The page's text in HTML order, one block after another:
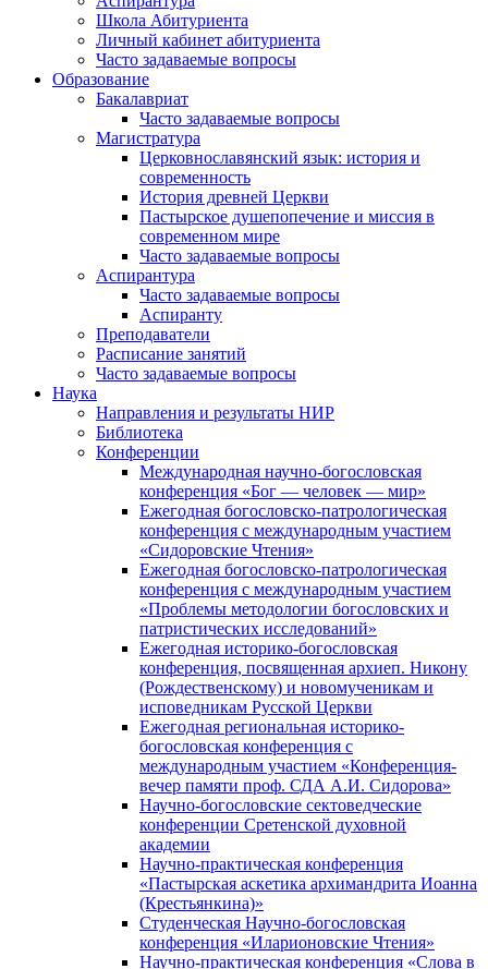
Школа Абитуриента
Личный кабинет абитуриента
Часто задаваемые вопросы
Образование
Бакалавриат
Часто задаваемые вопросы
Магистратура
Церковнославянский язык: история и
современность
История древней Церкви
Пастырское душепопечение и миссия в
современном мире
Часто задаваемые вопросы
Аспирантура
Часто задаваемые вопросы
Аспиранту
Преподаватели
Расписание занятий
Часто задаваемые вопросы
Наука
Направления и результаты НИР
Библиотека
Конференции
Международная научно-богословская
конференция «Бог — человек — мир»
Ежегодная богословско-патрологическая
конференция с международным участием
«Сидоровские Чтения»
Ежегодная богословско-патрологическая
конференция с международным участием
«Проблемы методологии богословских и
патристических исследований»
Ежегодная историко-богословская
конференция, посвященная архиеп. Никону
(Рождественскому) и новомученикам и
исповедникам Русской Церкви
Ежегодная региональная историко-
богословская конференция с
международным участием «Конференция-
вечер памяти проф. СДА А.И. Сидорова»
Научно-богословские сектоведческие
конференции Сретенской духовной
академии
Научно-практическая конференция
«Пастырская аскетика архимандрита Иоанна
(Крестьянкина)»
Студенческая Научно-богословская
конференция «Иларионовские Чтения»
Научно-практическая конференция «Cлова в